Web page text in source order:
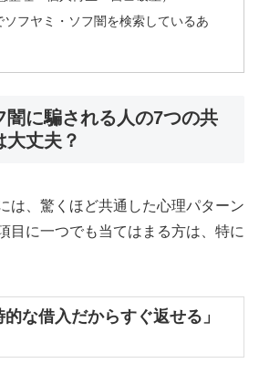
ソフヤミ・ソフ闇を検索しているあ
闇に騙される人の7つの共
大丈夫？
は、驚くほど共通した心理パターン
目に一つでも当てはまる方は、特に
な借入だからすぐ返せる」